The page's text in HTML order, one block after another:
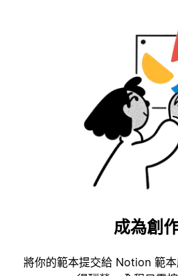
成為創
將你的範本提交給 Notion 範